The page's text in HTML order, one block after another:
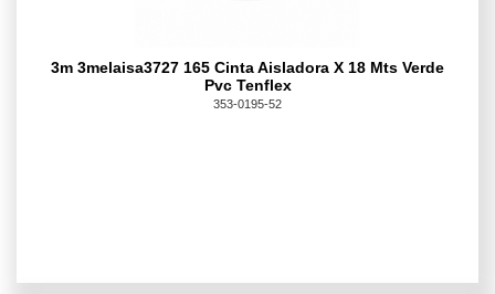
3m 3melaisa3727 165 Cinta Aisladora X 18 Mts Verde
Pvc Tenflex
353-0195-52